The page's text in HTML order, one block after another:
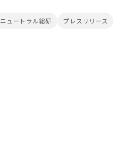
ュートラル総研 プレスリリース